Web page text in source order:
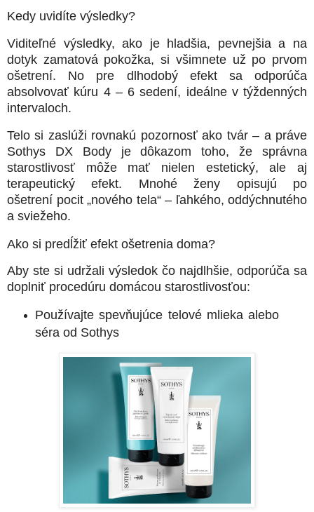
Kedy uvidíte výsledky?
Viditeľné výsledky, ako je hladšia, pevnejšia a na
dotyk zamatová pokožka, si všimnete už po prvom
ošetrení. No pre dlhodobý efekt sa odporúča
absolvovať kúru 4 – 6 sedení, ideálne v týždenných
intervaloch.
Telo si zaslúži rovnakú pozornosť ako tvár – a práve
Sothys DX Body je dôkazom toho, že správna
starostlivosť môže mať nielen estetický, ale aj
terapeutický efekt. Mnohé ženy opisujú po
ošetrení pocit „nového tela“ – ľahkého, oddýchnutého
a sviežeho.
Ako si predĺžiť efekt ošetrenia doma?
Aby ste si udržali výsledok čo najdlhšie, odporúča sa
doplniť procedúru domácou starostlivosťou:
Používajte spevňujúce telové mlieka alebo
séraod Sothys